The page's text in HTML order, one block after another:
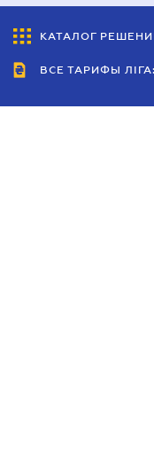
КАТАЛОГ
ВСЕ ТАРИФЫ